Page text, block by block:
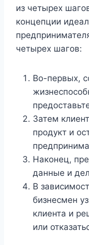
из четырех
концепции
четырех шагов:
Во-первых,
Затем
продукт и
Наконец,
данные и
В
бизнесмен
клиента и
или